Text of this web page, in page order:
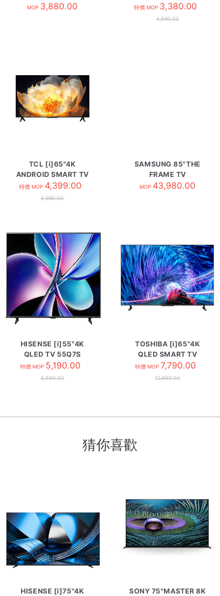
MOP 3,880.00
55V6C
特價 MOP 3,380.00
4,680.00
TCL [i]65"4K
ANDROID SMART TV
65V6C
特價 MOP 4,399.00
6,980.00
SAMSUNG 85"THE
FRAME TV
QA85LS03HWJXZK
MOP 43,980.00
HISENSE [i]55"4K
QLED TV 55Q7S
特價 MOP 5,190.00
6,690.00
TOSHIBA [i]65"4K
QLED SMART TV
65Z670NK
特價 MOP 7,790.00
12,990.00
猜你喜歡
HISENSE [i]75"4K
SONY 75"MASTER 8K